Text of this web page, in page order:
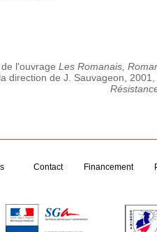
l'ouvrage Les Romanais,
direction de J. Sauvageon,
Contact Financement